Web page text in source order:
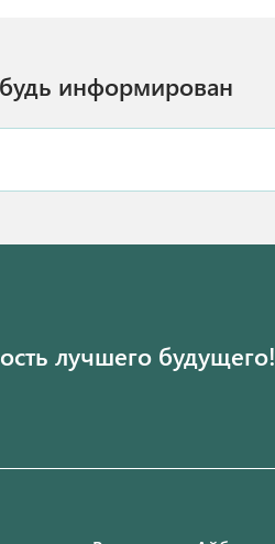
информирован
лучшего будущего!